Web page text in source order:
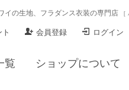
イの生地、フラダンス衣装の専門店
会員登録 ログイン
覧 ショップについて